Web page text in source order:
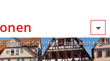
@Manuel Schönfeld – stock.adobe.com